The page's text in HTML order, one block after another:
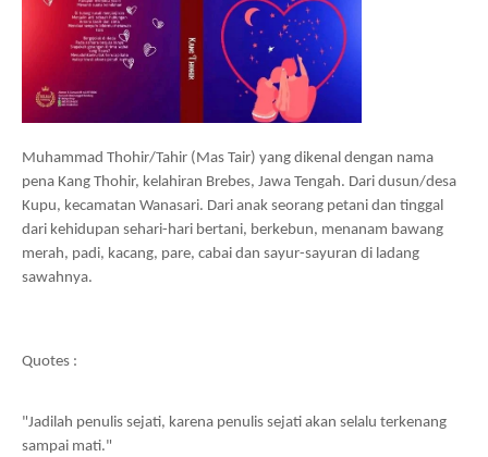
Muhammad Thohir/Tahir (Mas Tair) yang dikenal dengan nama
pena Kang Thohir, kelahiran Brebes, Jawa Tengah. Dari dusun/desa
Kupu, kecamatan Wanasari. Dari anak seorang petani dan tinggal
dari kehidupan sehari-hari bertani, berkebun, menanam bawang
merah, padi, kacang, pare, cabai dan sayur-sayuran di ladang
sawahnya.
Quotes :
"Jadilah penulis sejati, karena penulis sejati akan selalu terkenang
sampai mati."